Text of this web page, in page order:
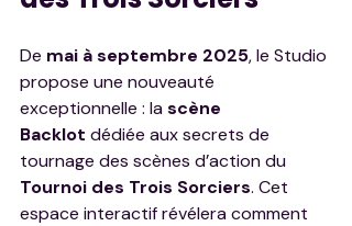
De mai à septembre 2025, le Studio
propose une nouveauté
exceptionnelle : la scène
Backlot dédiée aux secrets de
tournage des scènes d’action du
Tournoi des Trois Sorciers. Cet
espace interactif révélera comment